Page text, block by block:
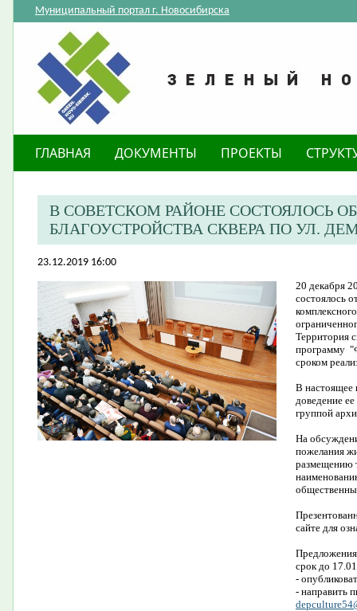
Муниципальный портал г. Новосибирска
ГЛАВНАЯ ДОКУМЕНТЫ ПРОЕКТЫ
В СОВЕТСКОМ РАЙОНЕ СОСТОЯЛОСЬ
БЛАГОУСТРОЙСТВА СКВЕРА ПО УЛ.
23.12.2019 16:00
​20 декабря
состоялось
Территория
программу
сроком
В настоящее
доведение
группой
На
пожелания
размещению
сайте для
срок до
-
- направить